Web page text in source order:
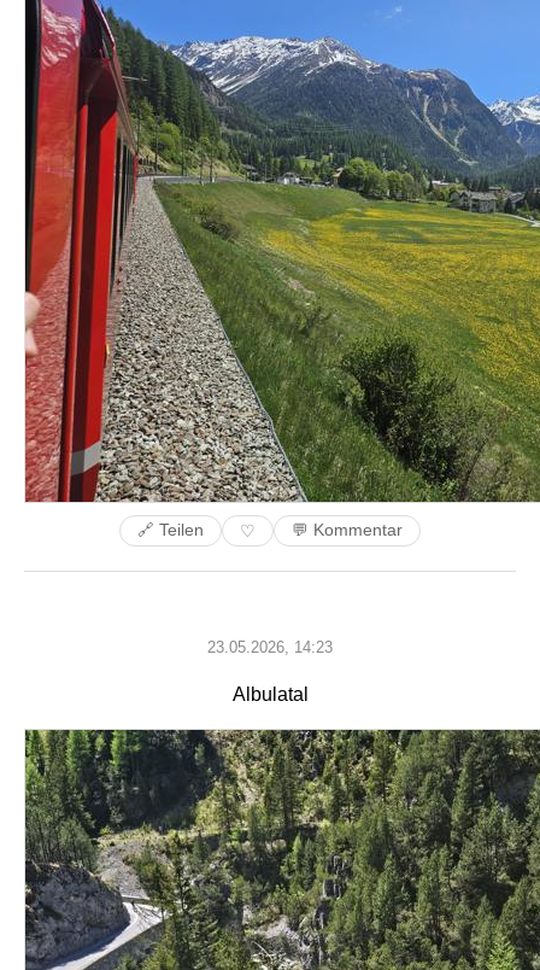
🔗 Teilen ♡ 💬 Kommentar
23.05.2026, 14:23
Albulatal